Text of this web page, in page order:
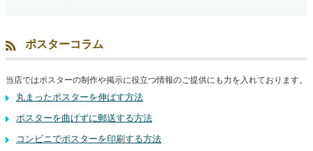
ポスターコラム
当店ではポスターの制作や掲示に役立つ情報のご提供にも力を入れております。
丸まったポスターを伸ばす方法
ポスターを曲げずに郵送する方法
コンビニでポスターを印刷する方法